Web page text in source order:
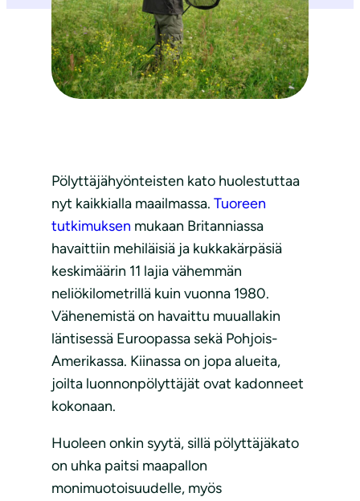
Pölyttäjähyönteisten kato huolestuttaa
nyt kaikkialla maailmassa. Tuoreen
tutkimuksen mukaan Britanniassa
havaittiin mehiläisiä ja kukkakärpäsiä
keskimäärin 11 lajia vähemmän
neliökilometrillä kuin vuonna 1980.
Vähenemistä on havaittu muuallakin
läntisessä Euroopassa sekä Pohjois-
Amerikassa. Kiinassa on jopa alueita,
joilta luonnonpölyttäjät ovat kadonneet
kokonaan.
Huoleen onkin syytä, sillä pölyttäjäkato
on uhka paitsi maapallon
monimuotoisuudelle, myös